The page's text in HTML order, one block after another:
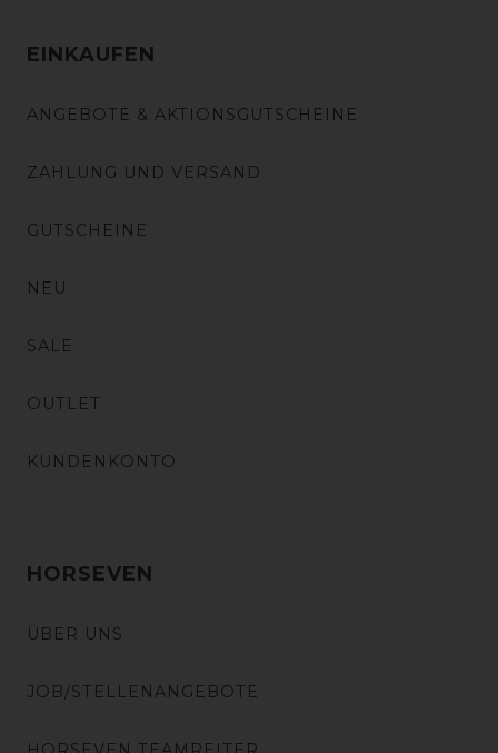
EINKAUFEN
ANGEBOTE & AKTIONSGUTSCHEINE
ZAHLUNG UND VERSAND
GUTSCHEINE
NEU
SALE
OUTLET
KUNDENKONTO
HORSEVEN
ÜBER UNS
JOB/STELLENANGEBOTE